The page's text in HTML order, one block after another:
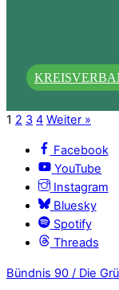
1 2 3 4 Weiter »
Facebook
YouTube
Instagram
Bluesky
Spotify
Threads
Bündnis 90 / Die